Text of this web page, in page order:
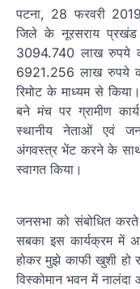
पटना, 28 फरवरी
जिले के नूरसराय प्रखंड
3094.740 लाख रुपये
6921.256 लाख रुपये
रिमोट के माध्यम से
बने मंच पर ग्रामीण
स्थानीय नेताओं एवं
अंगवस्त्र भेंट करने के साथ
स्वागत किया।
जनसभा को संबोधित
सबका इस कार्यक्रम में
होकर मुझे काफी खुशी हो
विस्कोमान भवन में